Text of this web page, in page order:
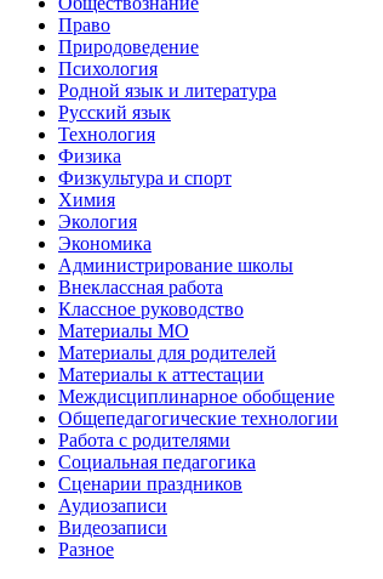
Право
Природоведение
Психология
Родной язык и литература
Русский язык
Технология
Физика
Физкультура и спорт
Химия
Экология
Экономика
Администрирование школы
Внеклассная работа
Классное руководство
Материалы МО
Материалы для родителей
Материалы к аттестации
Междисциплинарное обобщение
Общепедагогические технологии
Работа с родителями
Социальная педагогика
Сценарии праздников
Аудиозаписи
Видеозаписи
Разное